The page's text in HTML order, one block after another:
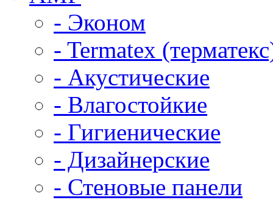
- Эконом
- Termatex
- Акустические
- Влагостойкие
- Гигиенические
- Дизайнерские
- Стеновые панели